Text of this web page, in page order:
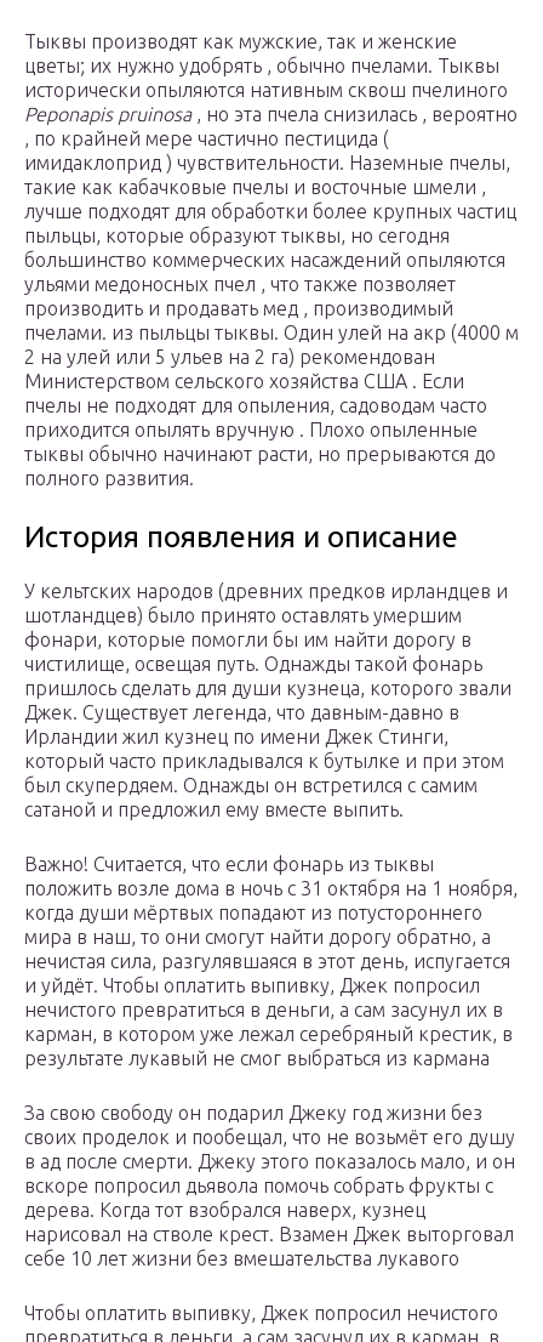
Тыквы производят как мужские, так и женские
цветы; их нужно удобрять , обычно пчелами. Тыквы
исторически опыляются нативным сквош пчелиного
Peponapis pruinosa, но эта пчела снизилась , вероятно
, по крайней мере частично пестицида (
имидаклоприд ) чувствительности. Наземные пчелы,
такие как кабачковые пчелы и восточные шмели ,
лучше подходят для обработки более крупных частиц
пыльцы, которые образуют тыквы, но сегодня
большинство коммерческих насаждений опыляются
ульями медоносных пчел , что также позволяет
производить и продавать мед , производимый
пчелами. из пыльцы тыквы. Один улей на акр (4000 м
2 на улей или 5 ульев на 2 га) рекомендован
Министерством сельского хозяйства США . Если
пчелы не подходят для опыления, садоводам часто
приходится опылять вручную . Плохо опыленные
тыквы обычно начинают расти, но прерываются до
полного развития.
История появления и описание
У кельтских народов (древних предков ирландцев и
шотландцев) было принято оставлять умершим
фонари, которые помогли бы им найти дорогу в
чистилище, освещая путь. Однажды такой фонарь
пришлось сделать для души кузнеца, которого звали
Джек. Существует легенда, что давным-давно в
Ирландии жил кузнец по имени Джек Стинги,
который часто прикладывался к бутылке и при этом
был скупердяем. Однажды он встретился с самим
сатаной и предложил ему вместе выпить.
Важно! Считается, что если фонарь из тыквы
положить возле дома в ночь с 31 октября на 1 ноября,
когда души мёртвых попадают из потустороннего
мира в наш, то они смогут найти дорогу обратно, а
нечистая сила, разгулявшаяся в этот день, испугается
и уйдёт. Чтобы оплатить выпивку, Джек попросил
нечистого превратиться в деньги, а сам засунул их в
карман, в котором уже лежал серебряный крестик, в
результате лукавый не смог выбраться из кармана
За свою свободу он подарил Джеку год жизни без
своих проделок и пообещал, что не возьмёт его душу
в ад после смерти. Джеку этого показалось мало, и он
вскоре попросил дьявола помочь собрать фрукты с
дерева. Когда тот взобрался наверх, кузнец
нарисовал на стволе крест. Взамен Джек выторговал
себе 10 лет жизни без вмешательства лукавого
Чтобы оплатить выпивку, Джек попросил нечистого
превратиться в деньги, а сам засунул их в карман, в